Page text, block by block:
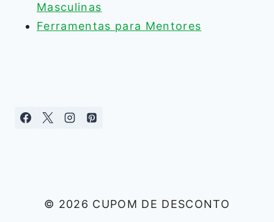
Masculinas
Ferramentas para Mentores
© 2026 CUPOM DE DESCONTO